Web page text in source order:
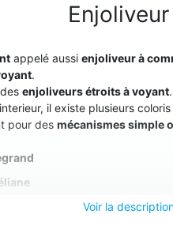
appelé aussi enjoliveur à
.
enjoliveurs étroits à voyant.
il existe plusieurs
pour des mécanismes simple
Voir la